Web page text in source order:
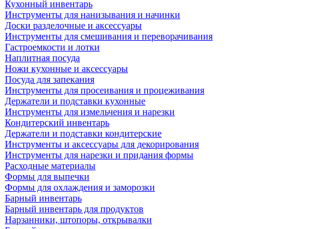
Кухонный инвентарь
Инструменты для нанизывания и начинки
Доски разделочные и аксессуары
Инструменты для смешивания и переворачивания
Гастроемкости и лотки
Наплитная посуда
Ножи кухонные и аксессуары
Посуда для запекания
Инструменты для просеивания и процеживания
Держатели и подставки кухонные
Инструменты для измельчения и нарезки
Кондитерский инвентарь
Держатели и подставки кондитерские
Инструменты и аксессуары для декорирования
Инструменты для нарезки и придания формы
Расходные материалы
Формы для выпечки
Формы для охлаждения и заморозки
Барный инвентарь
Барный инвентарь для продуктов
Нарзанники, штопоры, открывалки